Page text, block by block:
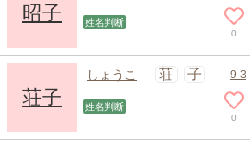
昭子 姓名判断
0
荘子
しょうこ 荘 子 9-3
姓名判断
0